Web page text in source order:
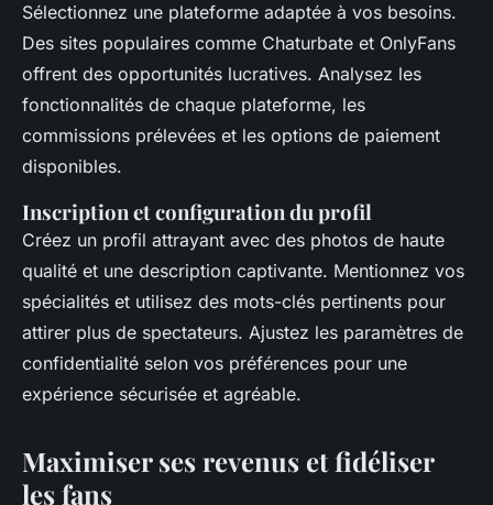
Sélectionnez une plateforme adaptée à vos besoins.
Des sites populaires comme Chaturbate et OnlyFans
offrent des opportunités lucratives. Analysez les
fonctionnalités de chaque plateforme, les
commissions prélevées et les options de paiement
disponibles.
Inscription et configuration du profil
Créez un profil attrayant avec des photos de haute
qualité et une description captivante. Mentionnez vos
spécialités et utilisez des mots-clés pertinents pour
attirer plus de spectateurs. Ajustez les paramètres de
confidentialité selon vos préférences pour une
expérience sécurisée et agréable.
Maximiser ses revenus et fidéliser
les fans